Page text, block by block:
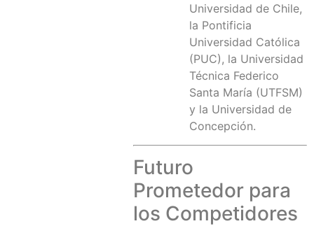
Universidad de Chile,
la Pontificia
Universidad Católica
(PUC), la Universidad
Técnica Federico
Santa María (UTFSM)
y la Universidad de
Concepción.
Futuro
Prometedor para
los Competidores